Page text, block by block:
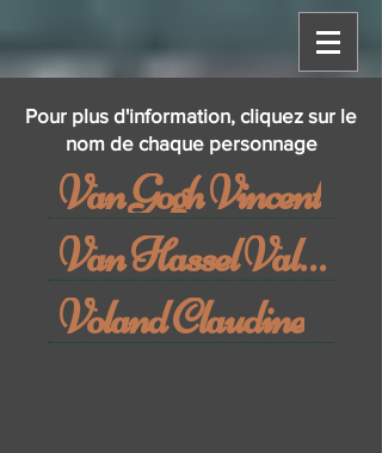
Pour plus d'information, cliquez sur le
nom de chaque personnage
Van Gogh Vincent
Van Hassel Valentin
Voland Claudine